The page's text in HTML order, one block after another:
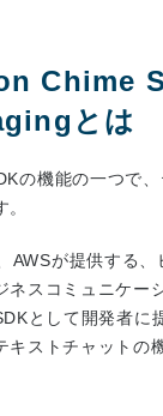
Chime
とは
の機能の一つで
が提供する、
ネスコミュニケー
として開発者に
キストチャットの